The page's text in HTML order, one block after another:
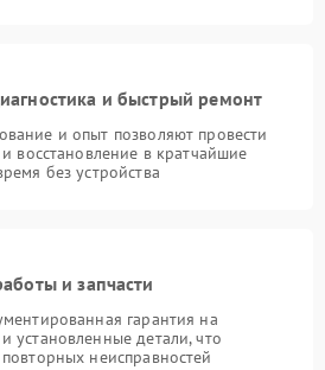
и быстрый ремонт
и опыт позволяют провести
и восстановление в кратчайшие
без устройства
и запчасти
гарантия на
установленные детали, что
неисправностей